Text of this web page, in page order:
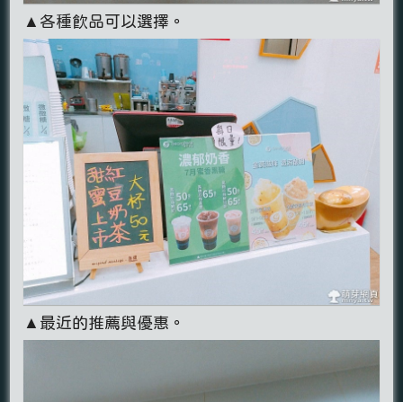
▲各種飲品可以選擇。
▲最近的推薦與優惠。